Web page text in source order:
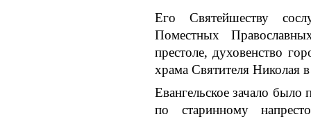
Его Святейшеству
Поместных
престоле, духовенство
храма Святителя Николая
Евангельское зачало
по старинному